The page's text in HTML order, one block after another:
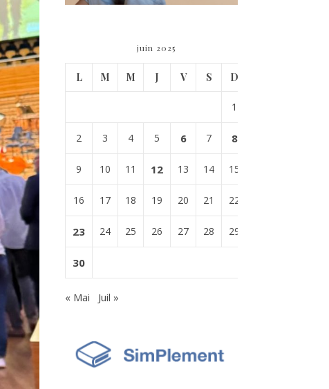
juin 2025
L M M J V S D
1
2 3 4 5 6 7 8
9 10 11 12 13 14 15
16 17 18 19 20 21 22
23 24 25 26 27 28 29
30
« Mai Juil »